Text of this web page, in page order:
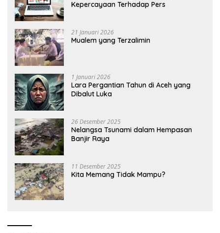
Kepercayaan Terhadap Pers
21 Januari 2026
Mualem yang Terzalimin
1 Januari 2026
Lara Pergantian Tahun di Aceh yang
Dibalut Luka
26 Desember 2025
Nelangsa Tsunami dalam Hempasan
Banjir Raya
11 Desember 2025
Kita Memang Tidak Mampu?